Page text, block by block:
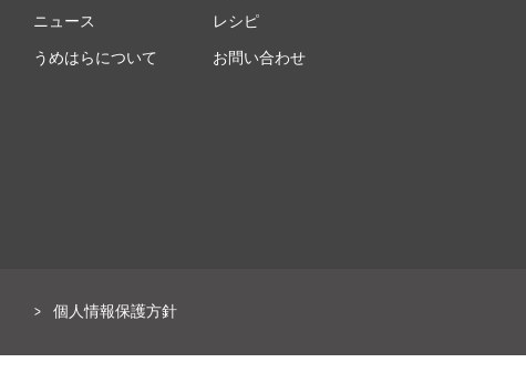
ニュース
うめはらについて
レシピ
お問い合わせ
個人情報保護方針